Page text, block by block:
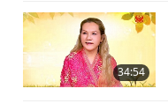
34:54